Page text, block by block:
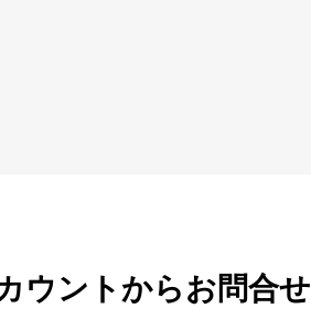
ウントからお問合せ